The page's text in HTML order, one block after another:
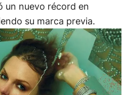
un nuevo récord en
su marca previa.